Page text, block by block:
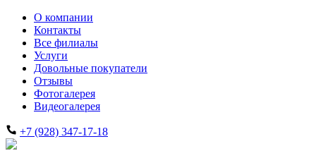
О компании
Контакты
Все филиалы
Услуги
Довольные покупатели
Отзывы
Фотогалерея
Видеогалерея
+7 (928) 347-17-18